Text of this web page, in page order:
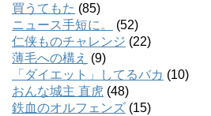
買うてもた (85)
ニュース手短に。
(52)
仁侠ものチャレンジ (22)
薄毛への構え (9)
「ダイエット」してるバカ (10)
おんな城主 直虎 (48)
鉄血のオルフェンズ (15)